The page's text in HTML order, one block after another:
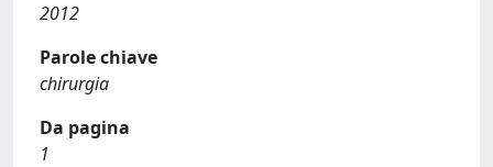
2012
Parole chiave
chirurgia
Da pagina
1